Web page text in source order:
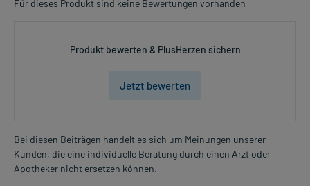
Für dieses Produkt sind keine Bewertungen vorhanden
Produkt bewerten & PlusHerzen sichern
Jetzt bewerten
Bei diesen Beiträgen handelt es sich um Meinungen unserer
Kunden, die eine individuelle Beratung durch einen Arzt oder
Apotheker nicht ersetzen können.